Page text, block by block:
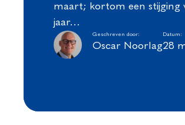
maart; kortom een stijging
jaar…
Geschreven door:
Oscar Noorlag
Datum:
28